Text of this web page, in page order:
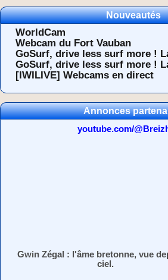
Nouveautés
WorldCam
Webcam du Fort Vauban
GoSurf, drive less surf more !
GoSurf, drive less surf more !
[IWILIVE] Webcams en direct
Annonces
youtube.com/
Gwin Zégal : l'âme bretonne, vue
ciel.